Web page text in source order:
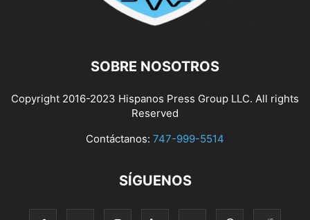
SOBRE NOSOTROS
Copyright 2016-2023 Hispanos Press Group LLC. All rights
Reserved
Contáctanos: 747-999-5514
SÍGUENOS